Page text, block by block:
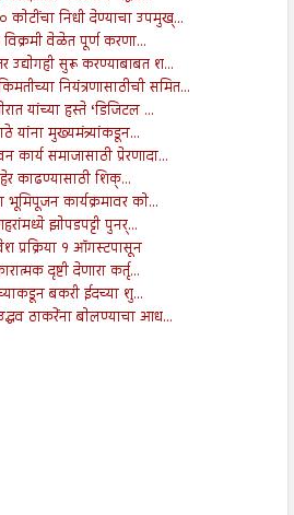
कोटींचा निधी देण्याचा उपमुख्...
वेळेत पूर्ण करणा...
सुरू करण्याबाबत श...
नियंत्रणासाठीची समित...
यांच्या हस्ते ‘डिजिटल ...
यांना मुख्यमंत्र्यांकडून...
समाजासाठी प्रेरणादा...
काढण्यासाठी शिक्...
भूमिपूजन कार्यक्रमावर को...
झोपडपट्टी पुनर्...
१ ऑगस्टपासून
दृष्टी देणारा कर्तृ...
बकरी ईदच्या शु...
ठाकरेंना बोलण्याचा आध...